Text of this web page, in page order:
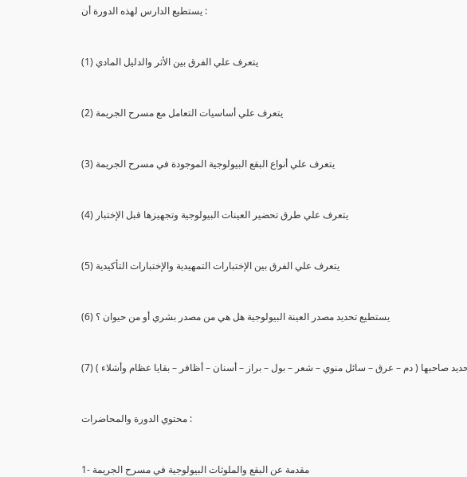
يستطيع الدارس لهذه الدورة أن :
(1) يتعرف علي الفرق بين الأثر والدليل المادي
(2) يتعرف علي أساسيات التعامل مع مسرح الجريمة
(3) يتعرف علي أنواع البقع البيولوجية الموجودة في مسرح الجريمة
(4) يتعرف علي طرق تحضير العينات البيولوجية وتجهيزها قبل الإختبار
(5) يتعرف علي الفرق بين الإختبارات التمهيدية والإختبارات التأكيدية
(6) يستطيع تحديد مصدر العينة البيولوجية هل هي من مصدر بشري أو من حيوان ؟
لتحديد صاحبها ( دم – عرق – سائل منوي – شعر – بول – براز – أسنان – أظافر – بقايا عظام وأشلاء )
محتوي الدورة والمحاضرات :
1- مقدمة عن البقع والملوثات البيولوجية في مسرح الجريمة